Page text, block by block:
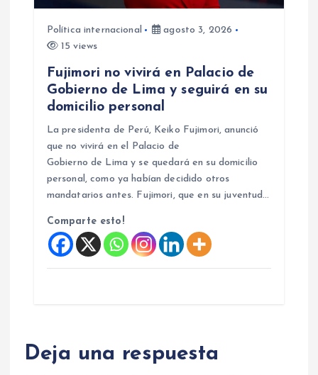
Política internacional
agosto 3, 2026
15 views
Fujimori no vivirá en Palacio de
Gobierno de Lima y seguirá en su
domicilio personal
La presidenta de Perú, Keiko Fujimori, anunció
que no vivirá en el Palacio de
Gobierno de Lima y se quedará en su domicilio
personal, como ya habían decidido otros
mandatarios antes. Fujimori, que en su juventud…
Comparte esto!
Deja una respuesta